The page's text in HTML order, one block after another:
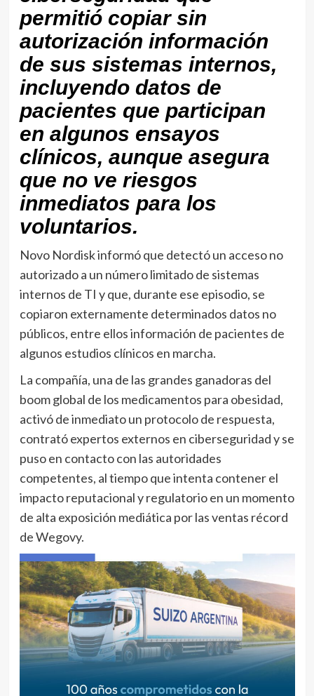
permitió copiar sin
autorización información
de sus sistemas internos,
incluyendo datos de
pacientes que participan
en algunos ensayos
clínicos, aunque asegura
que no ve riesgos
inmediatos para los
voluntarios.
Novo Nordisk informó que detectó un acceso no
autorizado a un número limitado de sistemas
internos de TI y que, durante ese episodio, se
copiaron externamente determinados datos no
públicos, entre ellos información de pacientes de
algunos estudios clínicos en marcha.
La compañía, una de las grandes ganadoras del
boom global de los medicamentos para obesidad,
activó de inmediato un protocolo de respuesta,
contrató expertos externos en ciberseguridad y se
puso en contacto con las autoridades
competentes, al tiempo que intenta contener el
impacto reputacional y regulatorio en un momento
de alta exposición mediática por las ventas récord
de Wegovy.